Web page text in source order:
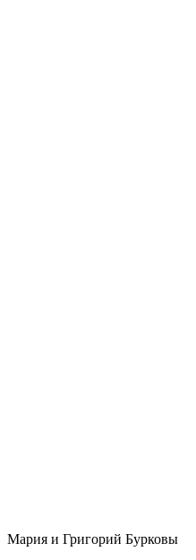
Мария и Григорий Бурковы